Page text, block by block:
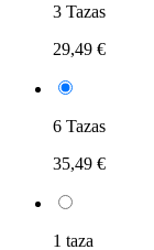
3 Tazas
29,49 €
6 Tazas
35,49 €
1 taza